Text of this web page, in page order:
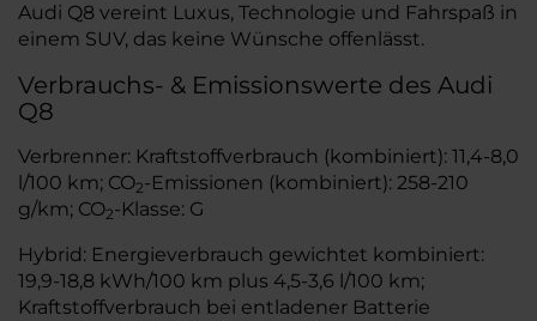
Audi Q8 vereint Luxus, Technologie und Fahrspaß in
einem SUV, das keine Wünsche offenlässt.
Verbrauchs- & Emissionswerte des Audi
Q8
Verbrenner: Kraftstoffverbrauch (kombiniert): 11,4-8,0
l/100 km; CO2-Emissionen (kombiniert): 258-210
g/km; CO2-Klasse: G
Hybrid: Energieverbrauch gewichtet kombiniert:
19,9-18,8 kWh/100 km plus 4,5-3,6 l/100 km;
Kraftstoffverbrauch bei entladener Batterie